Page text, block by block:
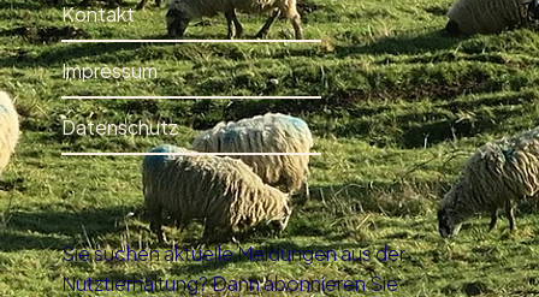
Kontakt
Impressum
Datenschutz
Sie suchen aktuelle Meldungen aus der
Nutztierhaltung? Dann abonnieren Sie